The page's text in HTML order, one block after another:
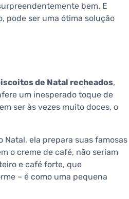
bem. E
pode ser uma ótima solução
de Natal recheados,
um inesperado toque de
ser às vezes muito doces, o
Natal, ela prepara suas famosas
o creme de café, não seriam
e café forte, que
– é como uma pequena